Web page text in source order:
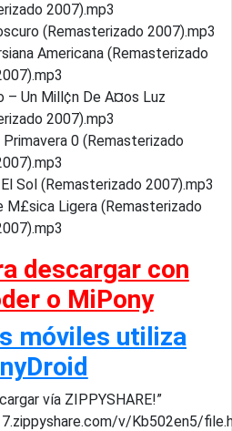
2007).mp3
(Remasterizado 2007).mp3
Americana (Remasterizado
– Un Mill¢n De A¤os Luz
2007).mp3
0 (Remasterizado
Sol (Remasterizado 2007).mp3
M£sica Ligera (Remasterizado
descargar con
o MiPony
móviles utiliza
vía ZIPPYSHARE!”
v/Kb502en5/